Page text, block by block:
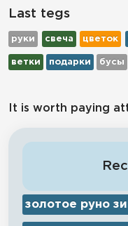
Last tegs
руки свеча цветок
ветки подарки бусы
It is worth paying
золотое руно